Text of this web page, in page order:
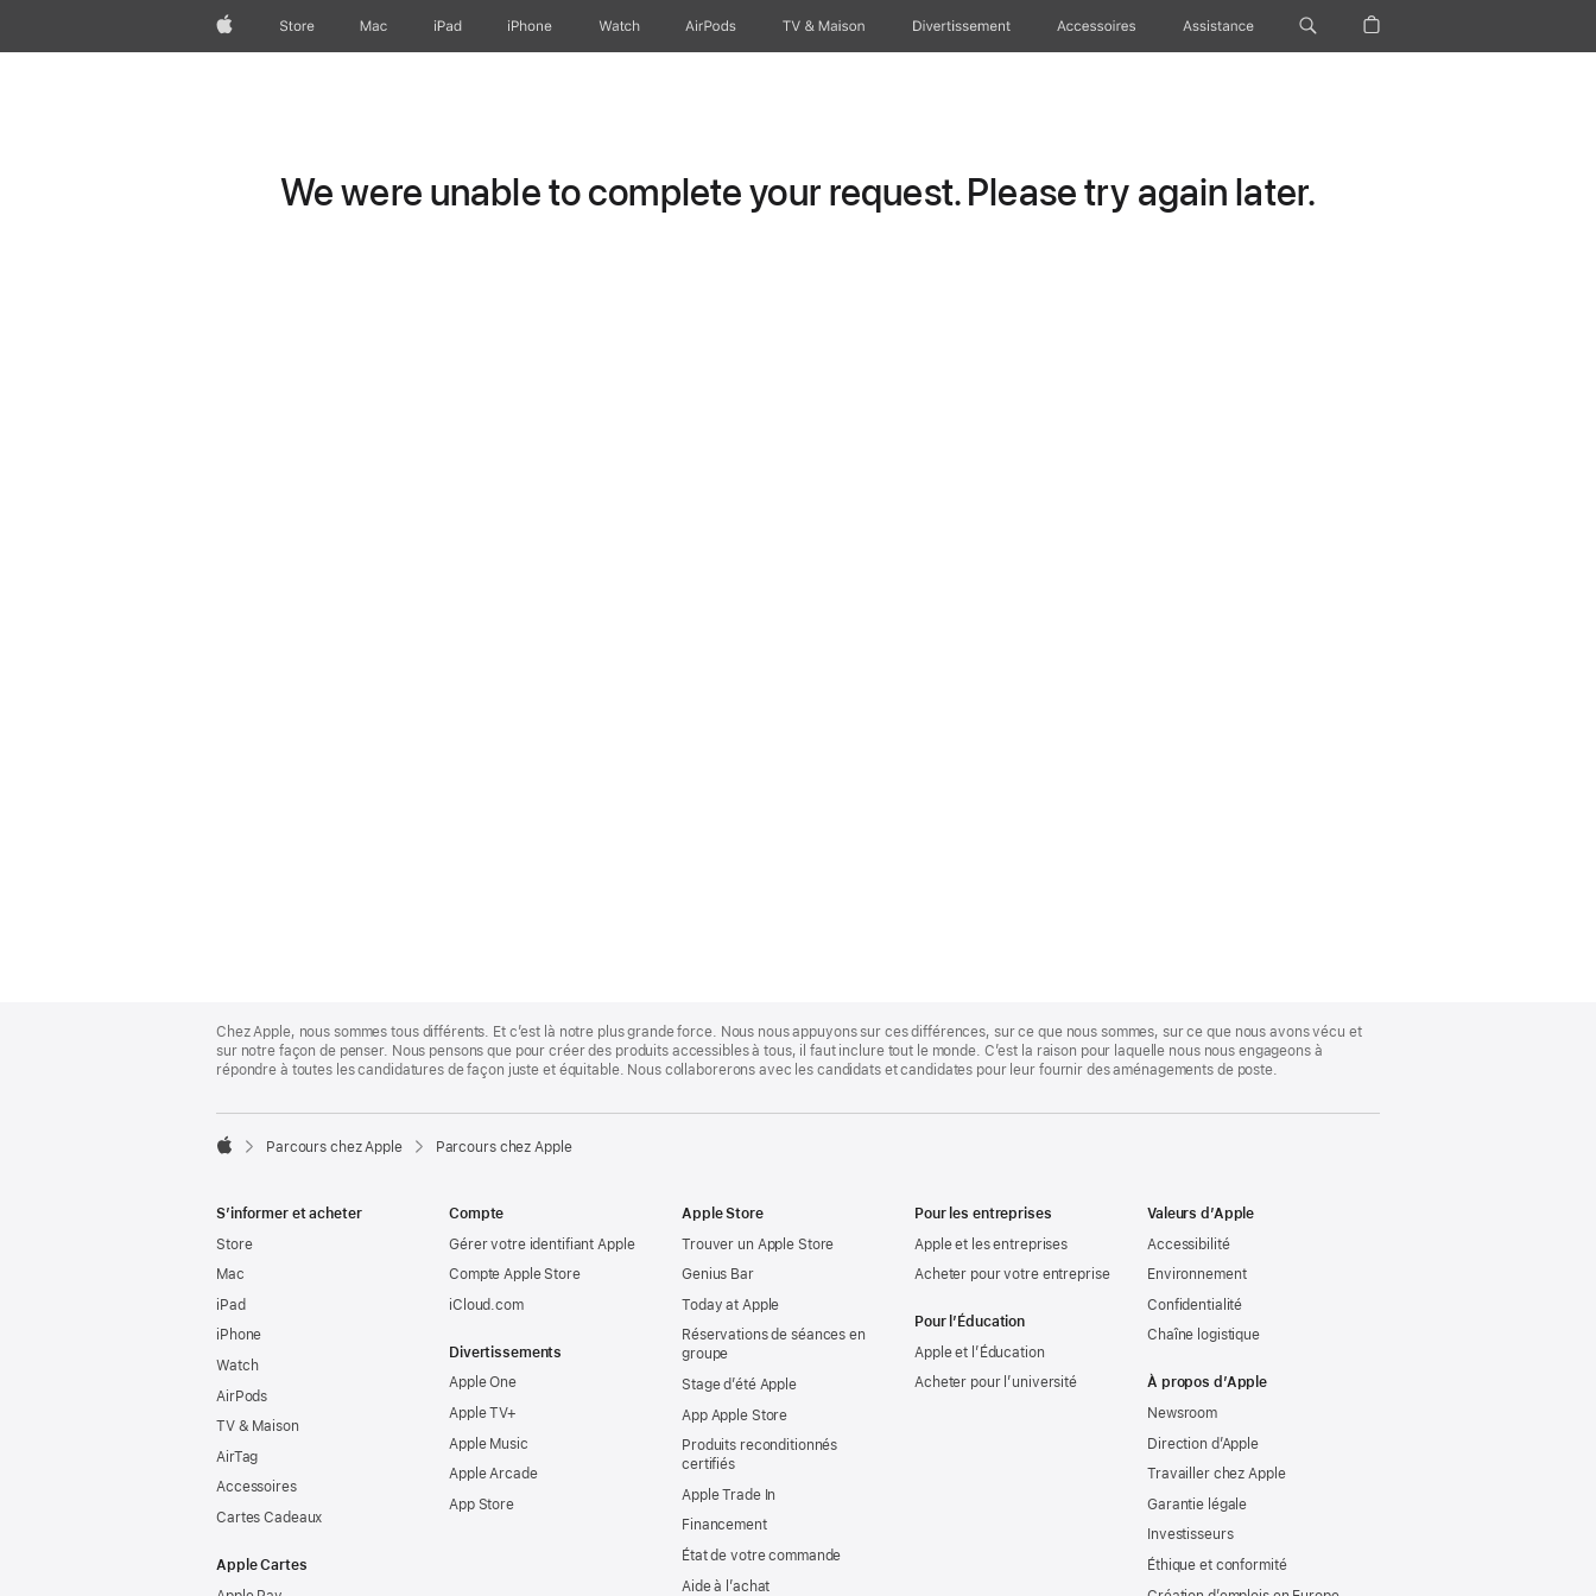
AppleStore Mac iPad iPhone Watch AirPods TV & Maison Divertissements Accessoires Assistance
We were unable to complete your request. Please try again later.
Footer
Chez Apple, nous sommes tous différents. Et c’est là notre plus grande force. Nous nous appuyons sur ces différences, sur ce que nous sommes, sur ce que nous avons vécu et
sur notre façon de penser. Nous pensons que pour créer des produits accessibles à tous, il faut inclure tout le monde. C’est la raison pour laquelle nous nous engageons à
répondre à toutes les candidatures de façon juste et équitable. Nous collaborerons avec les candidats et candidates pour leur fournir des aménagements de poste.

Parcours chez Apple Parcours chez Apple
S’informer et acheter
Store
Mac
iPad
iPhone
Watch
AirPods
TV & Maison
AirTag
Accessoires
Cartes Cadeaux
Apple Cartes
Compte
Gérer votre identifiant Apple
Compte Apple Store
iCloud.com
Divertissements
Apple One
Apple TV+
Apple Music
Apple Arcade
App Store
Apple Store
Trouver un Apple Store
Genius Bar
Today at Apple
Réservations de séances en
groupe
Stage d’été Apple
App Apple Store
Produits reconditionnés
certifiés
Apple Trade In
Financement
État de votre commande
Aide à l’achat
Pour les entreprises
Apple et les entreprises
Acheter pour votre entreprise
Pour l’Éducation
Apple et l’Éducation
Acheter pour l’université
Valeurs d’Apple
Accessibilité
Environnement
Confidentialité
Chaîne logistique
À propos d’Apple
Newsroom
Direction d’Apple
Travailler chez Apple
Garantie légale
Investisseurs
Éthique et conformité